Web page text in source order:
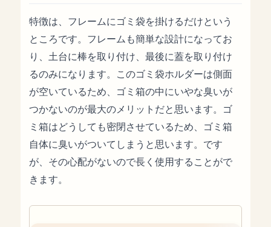
特徴は、フレームにゴミ袋を掛けるだけという
ところです。フレームも簡単な設計になってお
り、土台に棒を取り付け、最後に蓋を取り付け
るのみになります。このゴミ袋ホルダーは側面
が空いているため、ゴミ箱の中にいやな臭いが
つかないのが最大のメリットだと思います。ゴ
ミ箱はどうしても密閉させているため、ゴミ箱
自体に臭いがついてしまうと思います。です
が、その心配がないので長く使用することがで
きます。